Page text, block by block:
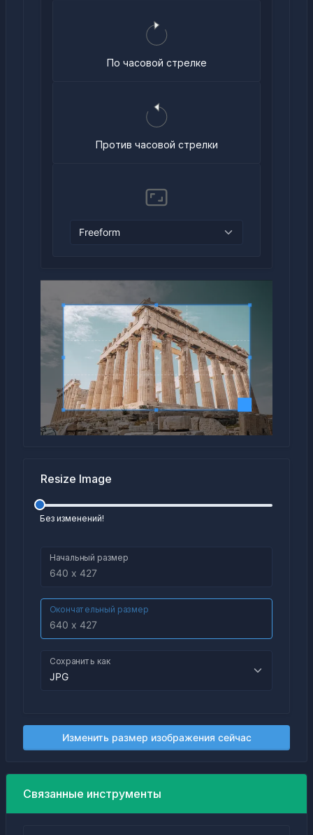
По часовой стрелке
Против часовой стрелки
Resize Image
Без изменений!
Начальный размер
Окончательный размер
Сохранить как
Изменить размер изображения сейчас
Связанные инструменты